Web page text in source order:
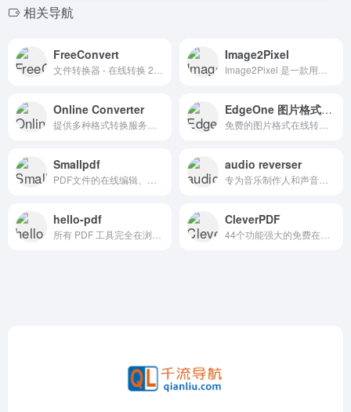
相关导航
FreeConvert
文件转换器 - 在线转换 2000 多种音频、图像、视频、电子书、文档和档案格式。无需安装软件，免费使用
Image2Pixel
Image2Pixel 是一款用于将普通图片转换为像素艺术的工具,是一款由办公人导航分享的免费在线像素画转换工具
Online Converter
提供多种格式转换服务的在线平台
EdgeOne 图片格式转换
免费的图片格式在线转换工具，支持多种图片格式在线相互转换
Smallpdf
PDF文件的在线编辑、转换、压缩和管理等功能
audio reverser
专为音乐制作人和声音设计师打造的免费在线音频反转工具。使用专业级音频反转功能，直接在浏览器中上传或录制音频。
hello-pdf
所有 PDF 工具完全在浏览器中运行。您的文件绝不会被上传。免费使用，无文件大小限制，且保护您的隐私。
CleverPDF
44个功能强大的免费在线PDF转换器和工具